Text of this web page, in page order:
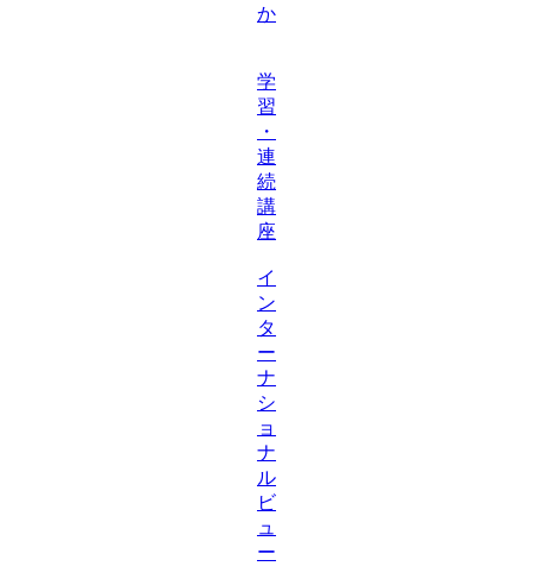
か
学
習
・
連
続
講
座
イ
ン
タ
ー
ナ
シ
ョ
ナ
ル
ビ
ュ
ー